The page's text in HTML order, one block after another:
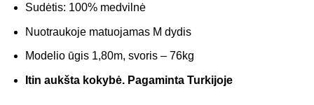
Sudėtis: 100% medvilnė
Nuotraukoje matuojamas M dydis
Modelio ūgis 1,80m, svoris – 76kg
Itin aukšta kokybė. Pagaminta Turkijoje